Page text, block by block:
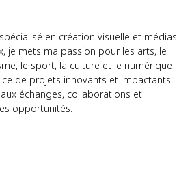
en création visuelle et médias
je mets ma passion pour les arts, le
le sport, la culture et le numérique
de projets innovants et impactants.
échanges, collaborations et
opportunités.